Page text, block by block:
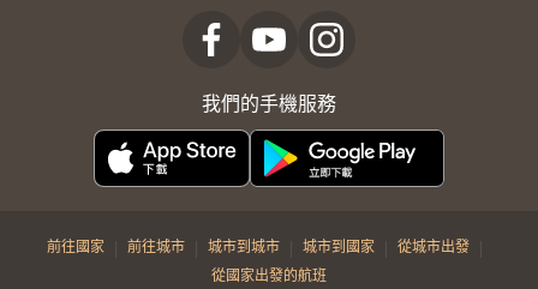
我們的手機服務
前往國家 | 前往城市 | 城市到城市 | 城市到國家 | 從城市出發 |
從國家出發的航班